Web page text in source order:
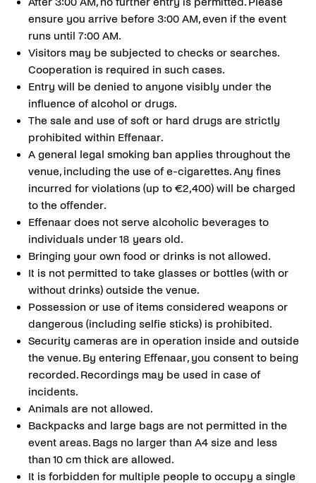
ensure you arrive before 3:00 AM, even if the event
runs until 7:00 AM.
Visitors may be subjected to checks or searches.
Cooperation is required in such cases.
Entry will be denied to anyone visibly under the
influence of alcohol or drugs.
The sale and use of soft or hard drugs are strictly
prohibited within Effenaar.
A general legal smoking ban applies throughout the
venue, including the use of e-cigarettes. Any fines
incurred for violations (up to €2,400) will be charged
to the offender.
Effenaar does not serve alcoholic beverages to
individuals under 18 years old.
Bringing your own food or drinks is not allowed.
It is not permitted to take glasses or bottles (with or
without drinks) outside the venue.
Possession or use of items considered weapons or
dangerous (including selfie sticks) is prohibited.
Security cameras are in operation inside and outside
the venue. By entering Effenaar, you consent to being
recorded. Recordings may be used in case of
incidents.
Animals are not allowed.
Backpacks and large bags are not permitted in the
event areas. Bags no larger than A4 size and less
than 10 cm thick are allowed.
It is forbidden for multiple people to occupy a single